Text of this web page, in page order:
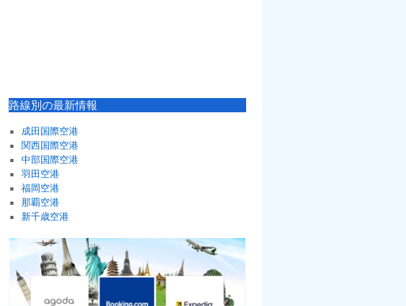
路線別の最新情報
成田国際空港
関西国際空港
中部国際空港
羽田空港
福岡空港
那覇空港
新千歳空港